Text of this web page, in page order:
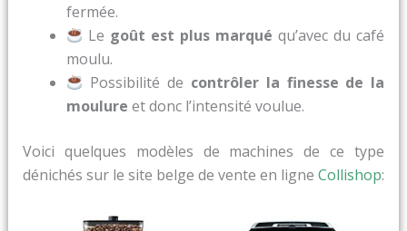
fermée.
Le goût est plus marqué qu’avec du café
moulu.
Possibilité de contrôler la finesse de la
moulure et donc l’intensité voulue.
Voici quelques modèles de machines de ce type
dénichés sur le site belge de vente en ligne Collishop: